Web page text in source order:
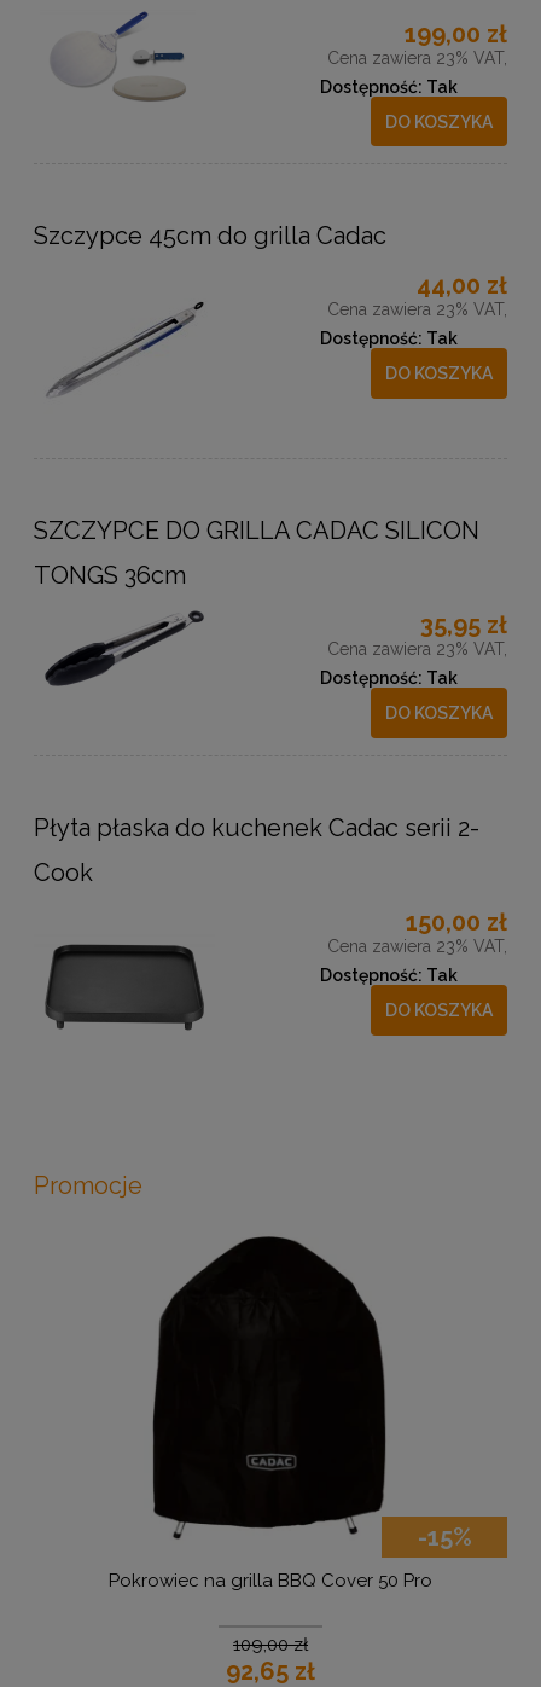
199,00 zł
Cena zawiera 23% VAT,
Dostępność: Tak
DO KOSZYKA
Szczypce 45cm do grilla Cadac
44,00 zł
Cena zawiera 23% VAT,
Dostępność: Tak
DO KOSZYKA
SZCZYPCE DO GRILLA CADAC SILICON
TONGS 36cm
35,95 zł
Cena zawiera 23% VAT,
Dostępność: Tak
DO KOSZYKA
Płyta płaska do kuchenek Cadac serii 2-
Cook
150,00 zł
Cena zawiera 23% VAT,
Dostępność: Tak
DO KOSZYKA
Promocje
-15%
Pokrowiec na grilla BBQ Cover 50 Pro
109,00 zł
92,65 zł